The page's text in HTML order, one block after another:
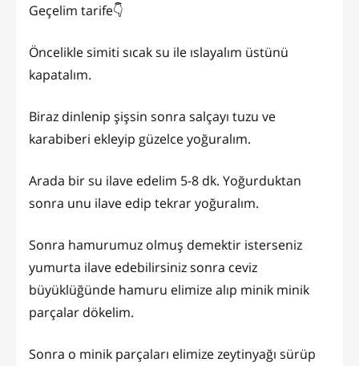
Geçelim tarife👇
Öncelikle simiti sıcak su ile ıslayalım üstünü
kapatalım.
Biraz dinlenip şişsin sonra salçayı tuzu ve
karabiberi ekleyip güzelce yoğuralım.
Arada bir su ilave edelim 5-8 dk. Yoğurduktan
sonra unu ilave edip tekrar yoğuralım.
Sonra hamurumuz olmuş demektir isterseniz
yumurta ilave edebilirsiniz sonra ceviz
büyüklüğünde hamuru elimize alıp minik minik
parçalar dökelim.
Sonra o minik parçaları elimize zeytinyağı sürüp